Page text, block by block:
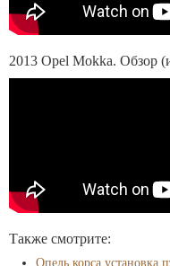
2013 Opel Mokka. Обзор
Также смотрите:
Опель корса установка